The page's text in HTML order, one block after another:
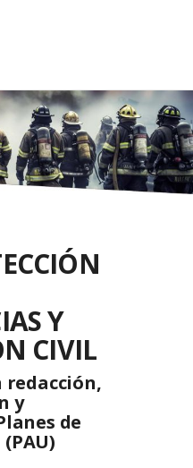
Y
CIVIL
redacción,
y
de